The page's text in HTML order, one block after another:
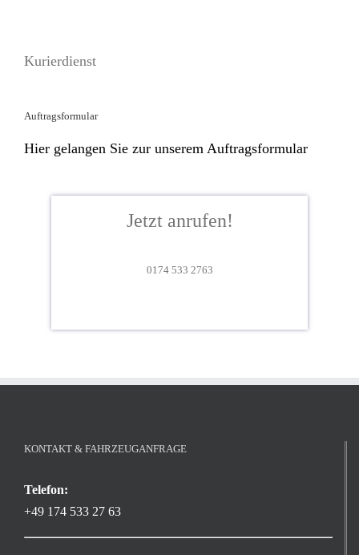
Kurierdienst
Auftragsformular
Hier gelangen Sie zur unserem Auftragsformular
Jetzt anrufen!
0174 533 2763
KONTAKT & FAHRZEUGANFRAGE
Telefon:
+49 174 533 27 63